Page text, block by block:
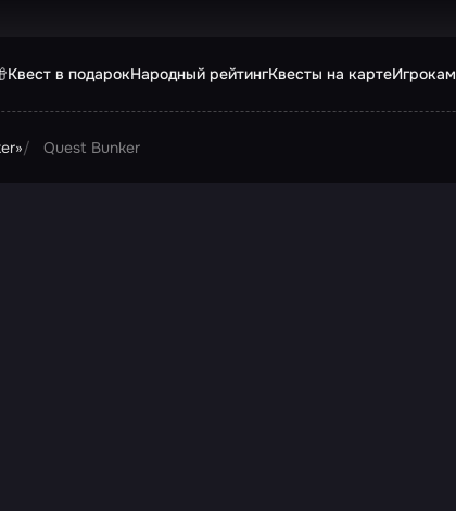
Квест в подарокНародный рейтингКвесты на картеИгрокам
Quest Bunker